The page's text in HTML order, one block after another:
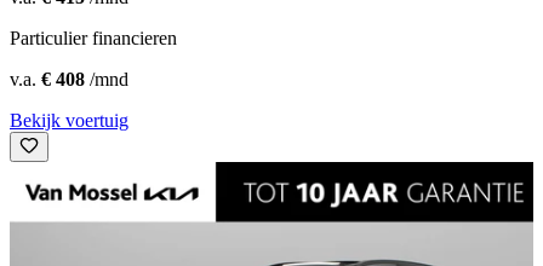
Particulier financieren
v.a. € 408 /mnd
Bekijk voertuig